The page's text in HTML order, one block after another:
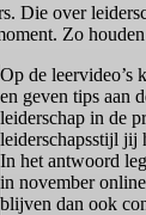
Die over
Zo
Op de leervideo’s
en geven tips aan
leiderschap in de
leiderschapsstijl jij
In het antwoord
in november
blijven dan ook